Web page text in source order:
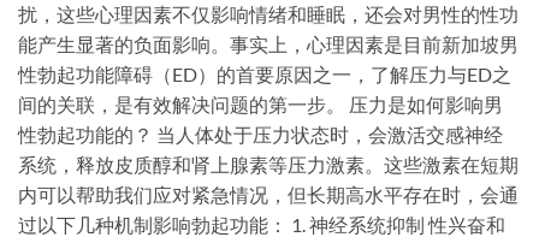
扰，这些心理因素不仅影响情绪和睡眠，还会对男性的性功
能产生显著的负面影响。事实上，心理因素是目前新加坡男
性勃起功能障碍（ED）的首要原因之一，了解压力与ED之
间的关联，是有效解决问题的第一步。 压力是如何影响男
性勃起功能的？ 当人体处于压力状态时，会激活交感神经
系统，释放皮质醇和肾上腺素等压力激素。这些激素在短期
内可以帮助我们应对紧急情况，但长期高水平存在时，会通
过以下几种机制影响勃起功能： 1. 神经系统抑制 性兴奋和